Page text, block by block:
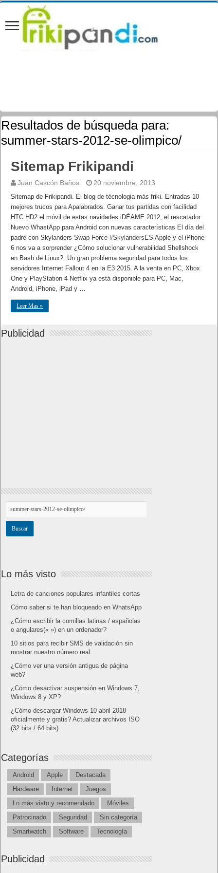
Resultados de búsqueda para:
summer-stars-2012-se-olimpico/
Sitemap Frikipandi
Juan Cascón Baños 20 noviembre, 2013
Sitemap de Frikipandi. El blog de técnologia más friki. Entradas 10
mejores trucos para Apalabrados. Ganar tus partidas con facilidad
HTC HD2 el móvil de estas navidades iDÉAME 2012, el rescatador
Nuevo WhastApp para Android con nuevas características El día del
padre con Skylanders Swap Force #SkylandersES Apple y el iPhone
6 nos va a sorprender ¿Cómo solucionar vulnerabilidad Shellshock
en Bash de Linux?. Un gran problema seguridad para todos los
servidores Internet Fallout 4 en la E3 2015. A la venta en PC, Xbox
One y PlayStation 4 Netflix ya está disponible para PC, Mac,
Android, iPhone, iPad y …
Leer Mas »
Publicidad
Lo más visto
Letra de canciones populares infantiles cortas
Cómo saber si te han bloqueado en WhatsApp
¿Cómo escribir la comillas latinas / españolas
o angulares(« ») en un ordenador?
10 sitios para recibir SMS de validación sin
mostrar nuestro número real
¿Cómo ver una versión antigua de página
web?
¿Cómo desactivar suspensión en Windows 7,
Windows 8 y XP?
¿Cómo descargar Windows 10 abril 2018
oficialmente y gratis? Actualizar archivos ISO
(32 bits / 64 bits)
Categorías
Android Apple
Destacada
Hardware
Internet
Juegos
Lo más visto y recomendado
Móviles
Patrocinado
Seguridad
Sin categoría
Smartwatch
Software Tecnología
Publicidad